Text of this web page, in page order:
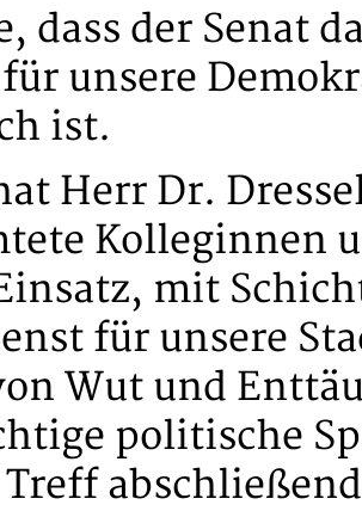
dass der Senat
unsere
ist.
Herr Dr.
Kolleginnen
mit
für unsere
Wut und
politische
Treff